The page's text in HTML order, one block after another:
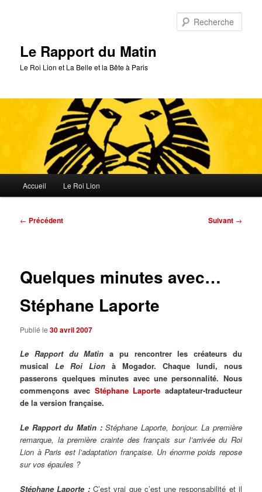
Le Rapport du Matin
Le Roi Lion et La Belle et la Bête à Paris
principal
Accueil Le Roi Lion
Navigation
← Précédent Suivant →
Quelques minutes avec…
Stéphane Laporte
Publié le30 avril 2007
Le Rapport du Matin a pu rencontrer les créateurs du
musicalLe Roi Lion à Mogador. Chaque lundi, nous
passerons quelques minutes avec une personnalité. Nous
commençons avec Stéphane Laporte adaptateur-traducteur
de la version française.
Le Rapport du Matin : Stéphane Laporte, bonjour. La première
remarque, la première crainte des français sur l’arrivée du Roi
Lion à Paris est l’adaptation française. Un énorme poids repose
sur vos épaules ?
Stéphane Laporte :C’est vrai que c’est une responsabilité et il